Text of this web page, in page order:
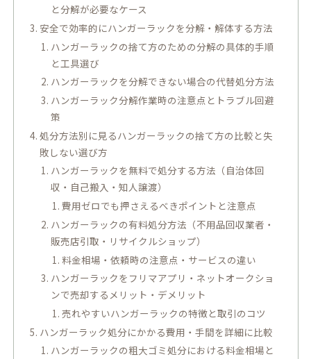
と分解が必要なケース
安全で効率的にハンガーラックを分解・解体する方法
ハンガーラックの捨て方のための分解の具体的手順
と工具選び
ハンガーラックを分解できない場合の代替処分方法
ハンガーラック分解作業時の注意点とトラブル回避
策
処分方法別に見るハンガーラックの捨て方の比較と失
敗しない選び方
ハンガーラックを無料で処分する方法（自治体回
収・自己搬入・知人譲渡）
費用ゼロでも押さえるべきポイントと注意点
ハンガーラックの有料処分方法（不用品回収業者・
販売店引取・リサイクルショップ）
料金相場・依頼時の注意点・サービスの違い
ハンガーラックをフリマアプリ・ネットオークショ
ンで売却するメリット・デメリット
売れやすいハンガーラックの特徴と取引のコツ
ハンガーラック処分にかかる費用・手間を詳細に比較
ハンガーラックの粗大ゴミ処分における料金相場と